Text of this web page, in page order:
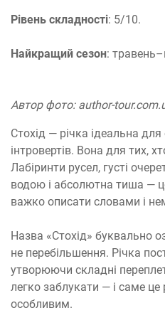
Рівень складності: 5/10.
Найкращий сезон:
Автор фото: author-
Стохід — річка ідеальна для
інтровертів. Вона для тих,
Лабіринти русел, густі
водою і абсолютна тиша —
важко описати словами і
Назва «Стохід» буквально
не перебільшення. Річка
утворюючи складні
легко заблукати — і саме
особливим.